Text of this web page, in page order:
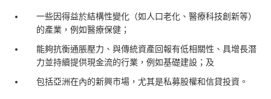
一些因得益於結構性變化（如人口老化、醫療科技創新等）
的產業，例如醫療保健；
能夠抗衡通脹壓力、與傳統資產回報有低相關性、具增長潛
力並持續提供現金流的行業，例如基礎建設；及
包括亞洲在內的新興市場，尤其是私募股權和信貸投資。